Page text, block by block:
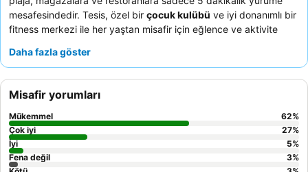
mesafesindedir. Tesis, özel bir çocuk kulübü ve iyi donanımlı bir
fitness merkezi ile her yaştan misafir için eğlence ve aktivite
personelive taze portakal suyu ve waffle içeren zengin
rahatlatıcı bir deneyim için, güneş duşlu veya ayrı tuvaletli bir
oda rezervasyonu yapmayı düşünebilirsiniz.
Daha fazla göster
Misafir yorumları
Mükemmel 62%
Çok iyi
27%
İyi
5%
Fena değil
3%